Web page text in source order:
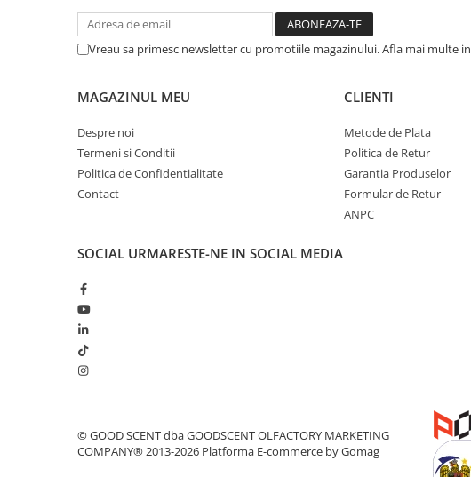
Vreau sa primesc newsletter cu promotiile magazinului. Afla mai multe in
MAGAZINUL MEU
Despre noi
Termeni si Conditii
Politica de Confidentialitate
Contact
CLIENTI
Metode de Plata
Politica de Retur
Garantia Produselor
Formular de Retur
ANPC
SOCIAL URMARESTE-NE IN SOCIAL MEDIA
© GOOD SCENT dba GOODSCENT OLFACTORY MARKETING
COMPANY® 2013-2026 Platforma E-commerce by Gomag